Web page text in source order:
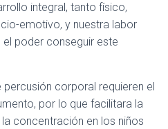
integral, tanto físico,
emotivo, y nuestra labor
poder conseguir este
corporal requieren el
por lo que facilitara la
concentración en los niños